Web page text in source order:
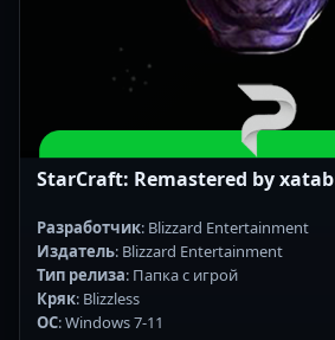
StarCraft: Remastered by xatab
Разработчик: Blizzard Entertainment
Издатель: Blizzard Entertainment
Тип релиза: Папка с игрой
Кряк: Blizzless
ОС: Windows 7-11